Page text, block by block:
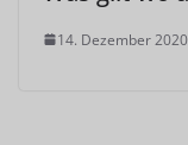
14. Dezember 2020